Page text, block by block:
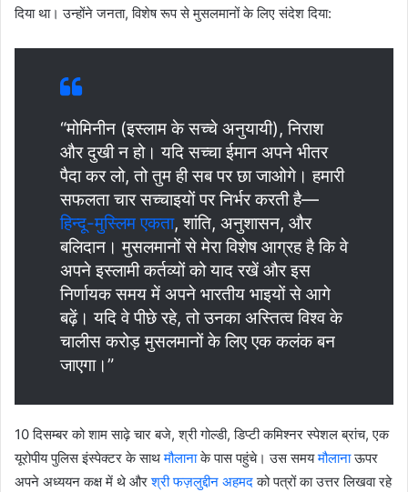
दिया था। उन्होंने जनता, विशेष रूप से मुसलमानों के लिए संदेश दिया:
“मोमिनीन (इस्लाम के सच्चे अनुयायी), निराश
और दुखी न हो। यदि सच्चा ईमान अपने भीतर
पैदा कर लो, तो तुम ही सब पर छा जाओगे। हमारी
सफलता चार सच्चाइयों पर निर्भर करती है—
हिन्दू-मुस्लिम एकता, शांति, अनुशासन, और
बलिदान। मुसलमानों से मेरा विशेष आग्रह है कि वे
अपने इस्लामी कर्तव्यों को याद रखें और इस
निर्णायक समय में अपने भारतीय भाइयों से आगे
बढ़ें। यदि वे पीछे रहे, तो उनका अस्तित्व विश्व के
चालीस करोड़ मुसलमानों के लिए एक कलंक बन
जाएगा।”
10 दिसम्बर को शाम साढ़े चार बजे, श्री गोल्डी, डिप्टी कमिश्नर स्पेशल ब्रांच, एक
यूरोपीय पुलिस इंस्पेक्टर के साथमौलानाके पास पहुंचे। उस समयमौलानाऊपर
अपने अध्ययन कक्ष में थे औरश्री फज़लुद्दीन अहमदको पत्रों का उत्तर लिखवा रहे